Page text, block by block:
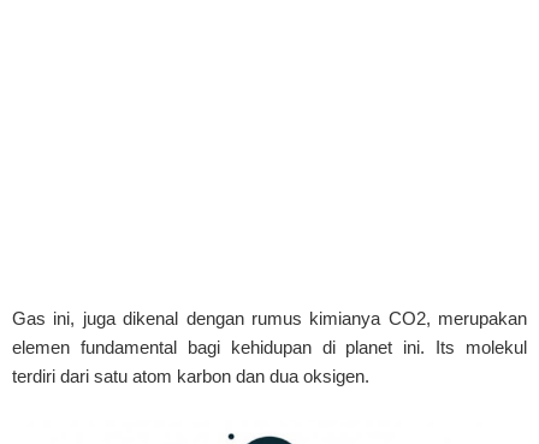
Gas ini, juga dikenal dengan rumus kimianya CO2, merupakan
elemen fundamental bagi kehidupan di planet ini. Its molekul
terdiri dari satu atom karbon dan dua oksigen.